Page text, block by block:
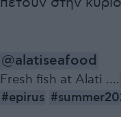
@alatiseafood
Fresh fish at Alati ….
#epirus